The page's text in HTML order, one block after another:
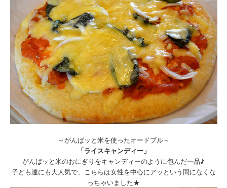
～がんばッと米を使ったオードブル～
「ライスキャンディー」
がんばッと米のおにぎりをキャンディーのように包んだ一品♪
子ども達にも大人気で、こちらは女性を中心にアッという間になくな
っちゃいました★